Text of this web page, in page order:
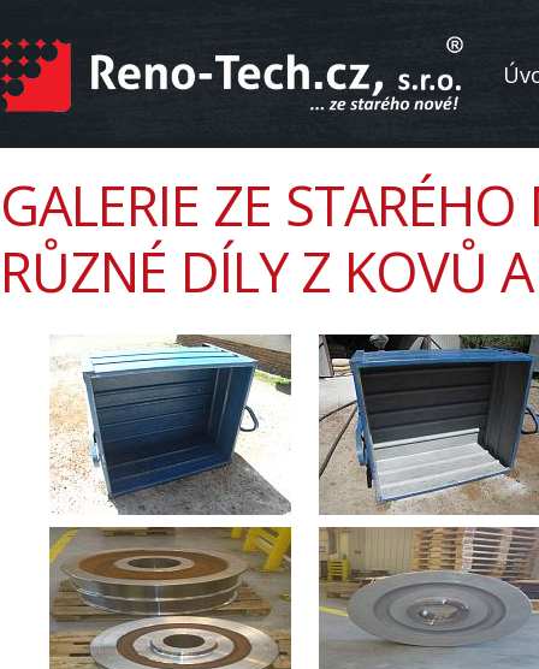
GALERIE ZE
RŮZNÉ DÍLY Z KOVŮ